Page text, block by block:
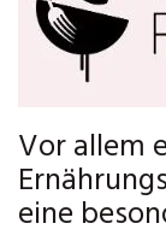
Vor allem
eine